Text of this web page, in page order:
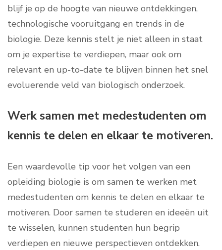
blijf je op de hoogte van nieuwe ontdekkingen,
technologische vooruitgang en trends in de
biologie. Deze kennis stelt je niet alleen in staat
om je expertise te verdiepen, maar ook om
relevant en up-to-date te blijven binnen het snel
evoluerende veld van biologisch onderzoek.
Werk samen met medestudenten om
kennis te delen en elkaar te motiveren.
Een waardevolle tip voor het volgen van een
opleiding biologie is om samen te werken met
medestudenten om kennis te delen en elkaar te
motiveren. Door samen te studeren en ideeën uit
te wisselen, kunnen studenten hun begrip
verdiepen en nieuwe perspectieven ontdekken.